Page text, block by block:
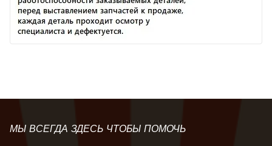
МЫ ВСЕГДА ЗДЕСЬ ЧТОБЫ ПОМОЧЬ